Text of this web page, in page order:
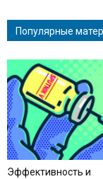
Популярные
Эффективность и